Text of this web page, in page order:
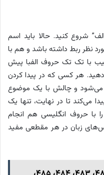
شروع کنید. حالا باید اسم
نظر ربط داشته باشد و هم با
با تک تک حروف الفبا پیش
دهید. هر کسی که در پیدا کردن
می‌شود و چالش با یک موضوع
می‌کند تا در نهایت، تنها یک
با حروف انگلیسی هم انجام
زبان در هر مقطعی مفید